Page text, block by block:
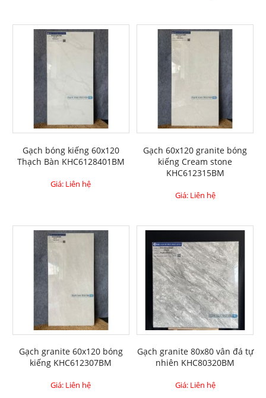
Gạch bóng kiếng 60x120
Thạch Bàn KHC6128401BM
Giá: Liên hệ
Gạch 60x120 granite bóng
kiếng Cream stone
KHC612315BM
Giá: Liên hệ
Gạch granite 60x120 bóng
kiếng KHC612307BM
Giá: Liên hệ
Gạch granite 80x80 vân đá tự
nhiên KHC80320BM
Giá: Liên hệ